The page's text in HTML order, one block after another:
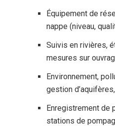
Équipement de
nappe (niveau,
Suivis en rivières,
mesures sur
Environnement,
gestion
Enregistrement de
stations de